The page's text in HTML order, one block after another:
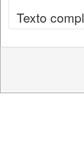
Texto